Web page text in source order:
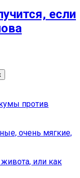
если
против
очень мягкие,
или как